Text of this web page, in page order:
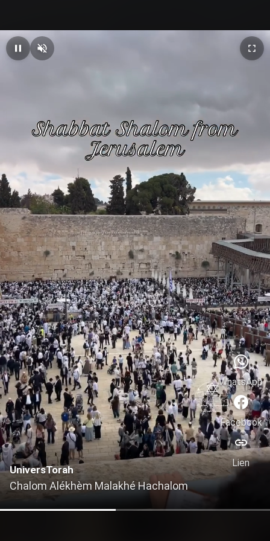
UniversTorah
Chalom Alékhèm Malakhé Hachalom
WhatsApp
Facebook
Lien